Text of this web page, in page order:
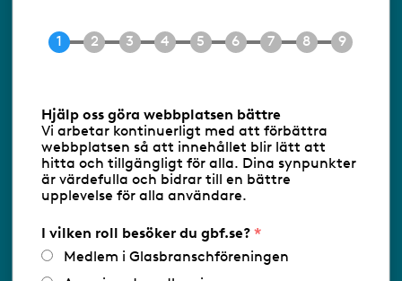
E-post info@gbf.se
Följ oss via RSS
Databasens namn:www.gbf.se-
Glasbranschföreningen AB - Ansvarig
utgivare: Sofia Wahlgren
Hjälp oss göra webbplatsen bättre
Vi arbetar kontinuerligt med att förbättra
webbplatsen så att innehållet blir lätt att
hitta och tillgängligt för alla. Dina synpunkter
är värdefulla och bidrar till en bättre
upplevelse för alla användare.
I vilken roll besöker du gbf.se?
Medlem i Glasbranschföreningen